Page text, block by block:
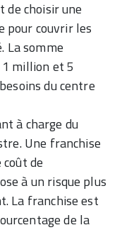
choisir une
pour couvrir les
La somme
million et 5
du centre
à charge du
Une franchise
de
à un risque plus
La franchise est
de la